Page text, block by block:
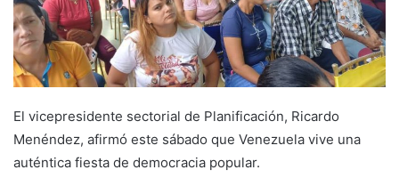
El vicepresidente sectorial de Planificación, Ricardo
Menéndez, afirmó este sábado que Venezuela vive una
auténtica fiesta de democracia popular.